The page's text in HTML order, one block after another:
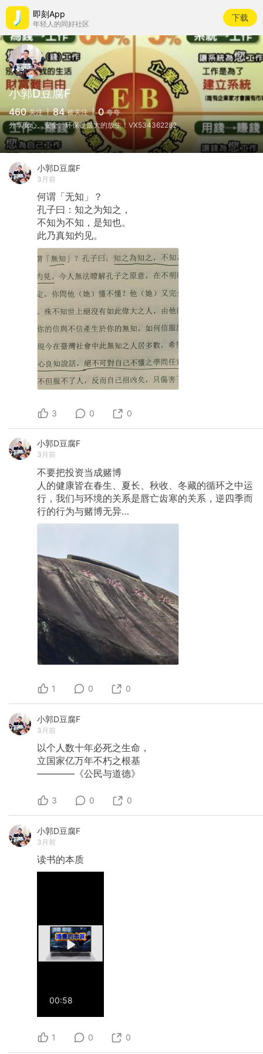
即刻App
年轻人的同好社区
下载
小郭D豆腐F
460 关注 84 被关注 0 夸夸
分享安心、安全、环保​是最大的放生！VX534362282
小郭D豆腐F
3月前
何谓「无知」？
孔子曰：知之为知之，
不知为不知，是知也。
此乃真知灼见。
3 0 0
小郭D豆腐F
3月前
不要把投资当成赌博
​人的健康皆在春生、夏长、秋收、冬藏的循环之中运
行，我们与环境的关系是唇亡齿寒的关系，逆四季而
行的行为与赌博无异…
1 0 0
小郭D豆腐F
3月前
以个人数十年必死之生命，
立国家亿万年不朽之根基
————《公民与道德》
3 0 0
小郭D豆腐F
3月前
读书的本质
00:58
1 0 0